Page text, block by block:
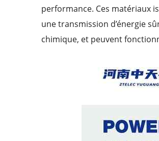
performance. Ces matériaux
une transmission d’énergie
chimique, et peuvent